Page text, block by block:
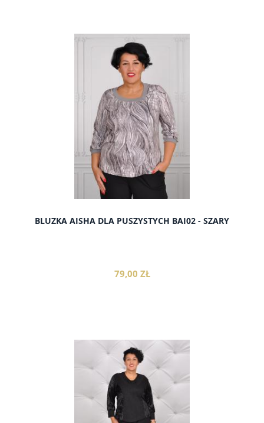
do koszyka
BLUZKA AISHA DLA PUSZYSTYCH BAI02 - SZARY
79,00 ZŁ
do koszyka